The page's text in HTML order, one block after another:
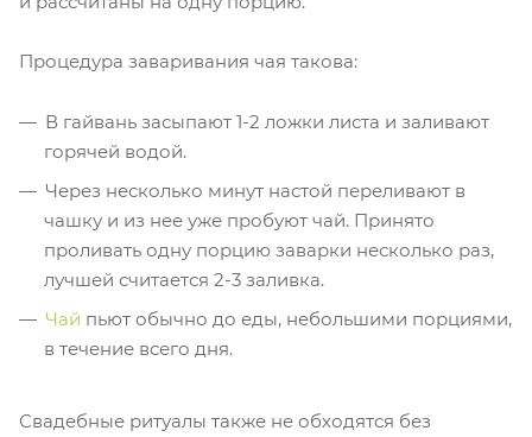
Процедура заваривания чая такова:
В гайвань засыпают 1-2 ложки листа и заливают
горячей водой.
Через несколько минут настой переливают в
чашку и из нее уже пробуют чай. Принято
проливать одну порцию заварки несколько раз,
лучшей считается 2-3 заливка.
Чай пьют обычно до еды, небольшими порциями,
в течение всего дня.
Свадебные ритуалы также не обходятся без